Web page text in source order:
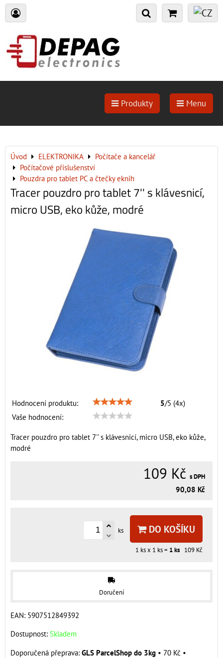
Produkty Menu
Úvod ELEKTRONIKA
Počítače a kancelář
Počítačové příslušenství
Pouzdra pro tablet PC a čtečky eknih
Tracer pouzdro pro tablet 7'' s klávesnicí,
micro USB, eko kůže, modré
Hodnocení produktu: 5/5 (4x)
Vaše hodnocení:
Tracer pouzdro pro tablet 7'' s klávesnicí, micro USB, eko kůže,
modré
109 Kč s DPH
90,08 Kč
ks DO KOŠÍKU
1 ks x 1 ks = 1ks 109 Kč
Doručení
EAN: 5907512849392
Dostupnost: Skladem
GLS ParcelShop do 3kg • 70 Kč •